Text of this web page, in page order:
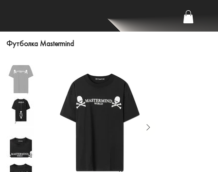
Футболка Mastermind